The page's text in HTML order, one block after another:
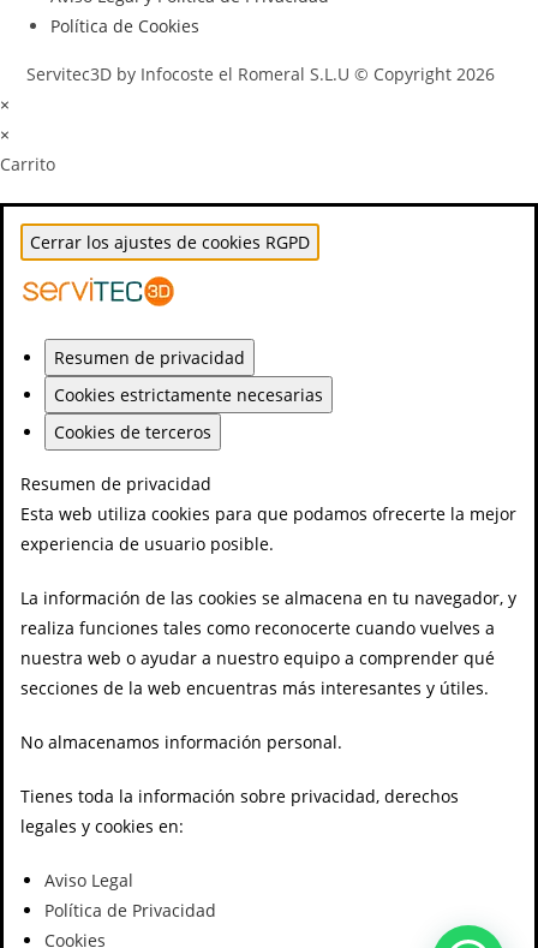
Política de Cookies
Servitec3D by Infocoste el Romeral S.L.U © Copyright 2026
×
×
Carrito
Cerrar los ajustes de cookies RGPD
Resumen de privacidad
Cookies estrictamente necesarias
Cookies de terceros
Resumen de privacidad
Esta web utiliza cookies para que podamos ofrecerte la mejor
experiencia de usuario posible.
La información de las cookies se almacena en tu navegador, y
realiza funciones tales como reconocerte cuando vuelves a
nuestra web o ayudar a nuestro equipo a comprender qué
secciones de la web encuentras más interesantes y útiles.
No almacenamos información personal.
Tienes toda la información sobre privacidad, derechos
legales y cookies en:
Aviso Legal
Política de Privacidad
Cookies